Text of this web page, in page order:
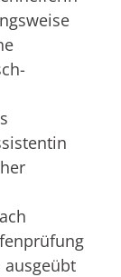
ausgeübt